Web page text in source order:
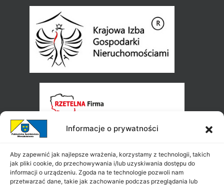
Informacje o prywatności
Aby zapewnić jak najlepsze wrażenia, korzystamy z technologii, takich
jak pliki cookie, do przechowywania i/lub uzyskiwania dostępu do
informacji o urządzeniu. Zgoda na te technologie pozwoli nam
przetwarzać dane, takie jak zachowanie podczas przeglądania lub